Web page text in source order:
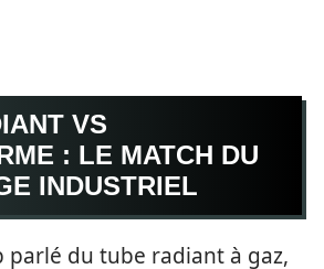
VS
: LE MATCH DU
INDUSTRIEL
parlé du tube radiant à gaz,